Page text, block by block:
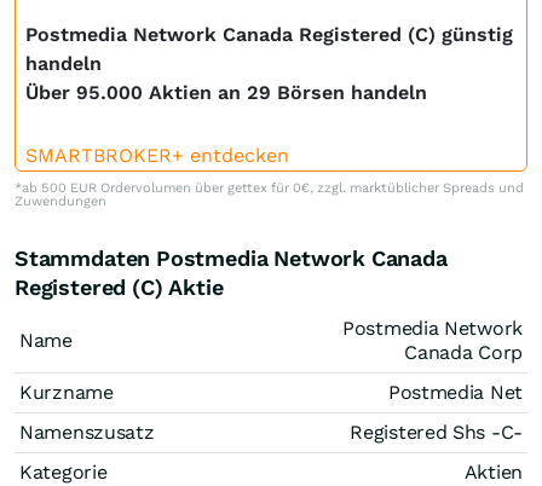
Postmedia Network Canada Registered (C) günstig
handeln
Über 95.000 Aktien an 29 Börsen handeln
SMARTBROKER+ entdecken
*ab 500 EUR Ordervolumen über gettex für 0€, zzgl. marktüblicher Spreads und
Zuwendungen
Stammdaten Postmedia Network Canada
Registered (C) Aktie
Name
Postmedia Network
Canada Corp
Kurzname
Postmedia Net
Namenszusatz
Registered Shs -C-
Kategorie
Aktien